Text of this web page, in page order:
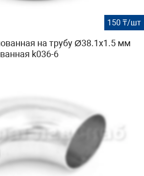
150 ₸/шт
на трубу Ø38.1х1.5 мм
k036-6